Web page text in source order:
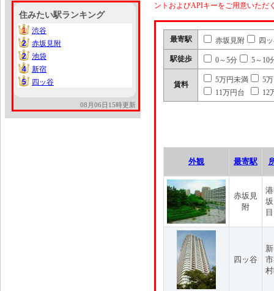
住みたい駅ランキング
1
1
渋谷
2
2
赤坂見附
2
2
池袋
4
4
新宿
5
5 四ッ谷
08月06日15時更新
ントおよびAPIキーをご用意いただ
最寄駅 赤坂見附 四
駅徒歩 0～5分 5～10
賃料
5万円未満
5
11万円台
12
外観 最寄駅
赤坂見
附
目
四ッ谷